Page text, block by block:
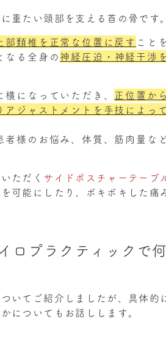
重たい頭部を支える首の骨です。
部頚椎を正常な位置に戻す こと
なる全身の神経圧迫・神経干渉
になっていただき、 正位置か
ジャストメントを手技によっ
様のお悩み、体質、筋肉量な
ただく サイドポスチャーテーブ
可能にしたり、ボキボキした痛
ロプラクティックで
いてご紹介しましたが、具体的
についてもお話しします。